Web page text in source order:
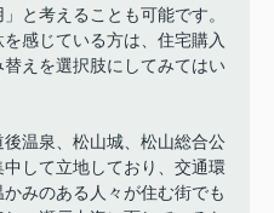
と考えることも可能です。
感じている方は、住宅購入
えを選択肢にしてみてはい
温泉、松山城、松山総合公
して立地しており、交通環
みのある人々が住む街でも